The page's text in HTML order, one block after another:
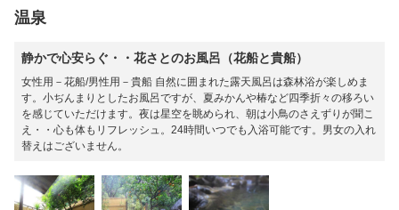
温泉
静かで心安らぐ・・花さとのお風呂（花船と貴船）
女性用－花船/男性用－貴船 自然に囲まれた露天風呂は森林浴が楽しめま
す。小ぢんまりとしたお風呂ですが、夏みかんや椿など四季折々の移ろい
を感じていただけます。夜は星空を眺められ、朝は小鳥のさえずりが聞こ
え・・心も体もリフレッシュ。24時間いつでも入浴可能です。男女の入れ
替えはございません。